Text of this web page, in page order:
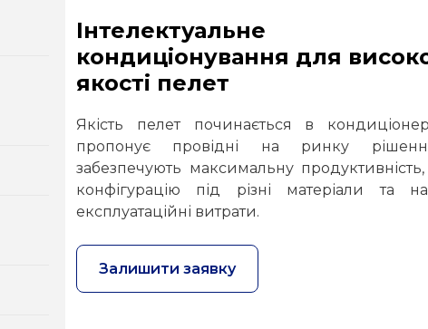
Інтелектуальне
кондиціонування для
якості пелет
Якість пелет починається в
пропонує провідні на ринку
забезпечують максимальну
конфігурацію під різні матеріали та
експлуатаційні витрати.
Залишити заявку